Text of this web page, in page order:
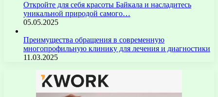
Откройте для себя красоты Байкала и насладитесь
уникальной природой самого…
05.05.2025
Преимущества обращения в современную
многопрофильную клинику для лечения и диагностики
11.03.2025